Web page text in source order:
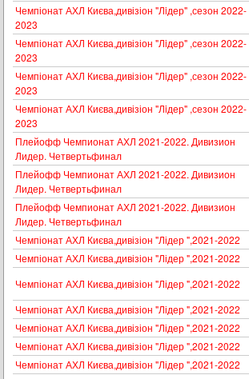
Чемпіонат АХЛ Києва,дивізіон "Лiдер" ,сезон 2022-
2023
Чемпіонат АХЛ Києва,дивізіон "Лiдер" ,сезон 2022-
2023
Чемпіонат АХЛ Києва,дивізіон "Лiдер" ,сезон 2022-
2023
Чемпіонат АХЛ Києва,дивізіон "Лiдер" ,сезон 2022-
2023
Плейофф Чемпионат АХЛ 2021-2022. Дивизион
Лидер. Четвертьфинал
Плейофф Чемпионат АХЛ 2021-2022. Дивизион
Лидер. Четвертьфинал
Плейофф Чемпионат АХЛ 2021-2022. Дивизион
Лидер. Четвертьфинал
Чемпіонат АХЛ Києва,дивізіон "Лідер ",2021-2022
Чемпіонат АХЛ Києва,дивізіон "Лідер ",2021-2022
Чемпіонат АХЛ Києва,дивізіон "Лідер ",2021-2022
Чемпіонат АХЛ Києва,дивізіон "Лідер ",2021-2022
Чемпіонат АХЛ Києва,дивізіон "Лідер ",2021-2022
Чемпіонат АХЛ Києва,дивізіон "Лідер ",2021-2022
Чемпіонат АХЛ Києва,дивізіон "Лідер ",2021-2022